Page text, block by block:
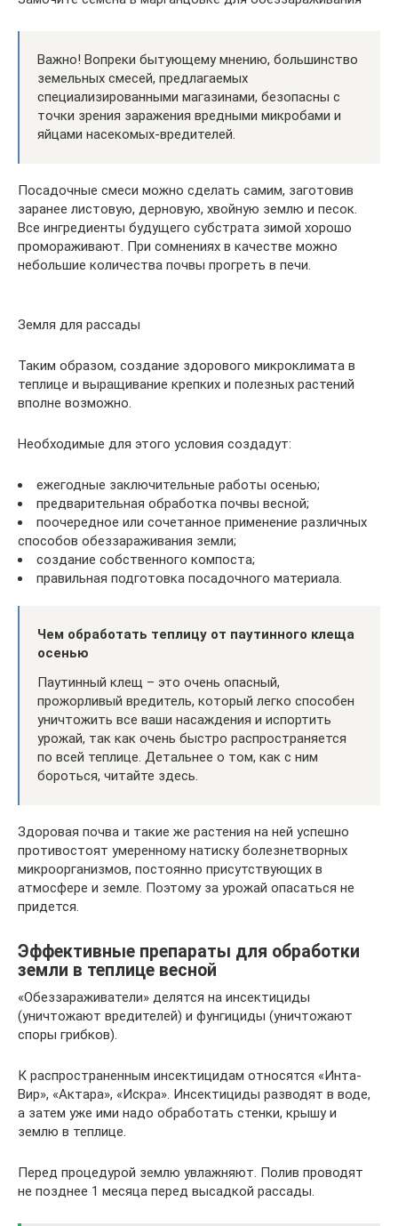
Важно! Вопреки бытующему мнению, большинство
земельных смесей, предлагаемых
специализированными магазинами, безопасны с
точки зрения заражения вредными микробами и
яйцами насекомых-вредителей.
Посадочные смеси можно сделать самим, заготовив
заранее листовую, дерновую, хвойную землю и песок.
Все ингредиенты будущего субстрата зимой хорошо
промораживают. При сомнениях в качестве можно
небольшие количества почвы прогреть в печи.
Земля для рассады
Таким образом, создание здорового микроклимата в
теплице и выращивание крепких и полезных растений
вполне возможно.
Необходимые для этого условия создадут:
ежегодные заключительные работы осенью;
предварительная обработка почвы весной;
поочередное или сочетанное применение различных
способов обеззараживания земли;
создание собственного компоста;
правильная подготовка посадочного материала.
Чем обработать теплицу от паутинного клеща
осенью
Паутинный клещ – это очень опасный,
прожорливый вредитель, который легко способен
уничтожить все ваши насаждения и испортить
урожай, так как очень быстро распространяется
по всей теплице. Детальнее о том, как с ним
бороться, читайте здесь.
Здоровая почва и такие же растения на ней успешно
противостоят умеренному натиску болезнетворных
микроорганизмов, постоянно присутствующих в
атмосфере и земле. Поэтому за урожай опасаться не
придется.
Эффективные препараты для обработки
земли в теплице весной
«Обеззараживатели» делятся на инсектициды
(уничтожают вредителей) и фунгициды (уничтожают
споры грибков).
К распространенным инсектицидам относятся «Инта-
Вир», «Актара», «Искра». Инсектициды разводят в воде,
а затем уже ими надо обработать стенки, крышу и
землю в теплице.
Перед процедурой землю увлажняют. Полив проводят
не позднее 1 месяца перед высадкой рассады.